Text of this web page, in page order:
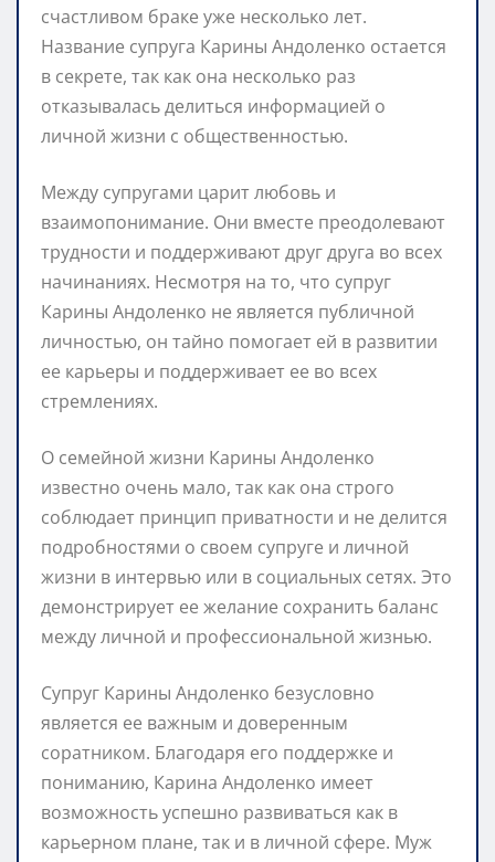
счастливом браке уже несколько лет.
Название супруга Карины Андоленко остается
в секрете, так как она несколько раз
отказывалась делиться информацией о
личной жизни с общественностью.
Между супругами царит любовь и
взаимопонимание. Они вместе преодолевают
трудности и поддерживают друг друга во всех
начинаниях. Несмотря на то, что супруг
Карины Андоленко не является публичной
личностью, он тайно помогает ей в развитии
ее карьеры и поддерживает ее во всех
стремлениях.
О семейной жизни Карины Андоленко
известно очень мало, так как она строго
соблюдает принцип приватности и не делится
подробностями о своем супруге и личной
жизни в интервью или в социальных сетях. Это
демонстрирует ее желание сохранить баланс
между личной и профессиональной жизнью.
Супруг Карины Андоленко безусловно
является ее важным и доверенным
соратником. Благодаря его поддержке и
пониманию, Карина Андоленко имеет
возможность успешно развиваться как в
карьерном плане, так и в личной сфере. Муж